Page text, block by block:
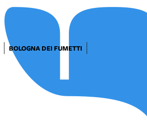
BOLOGNA DEI FUMETTI